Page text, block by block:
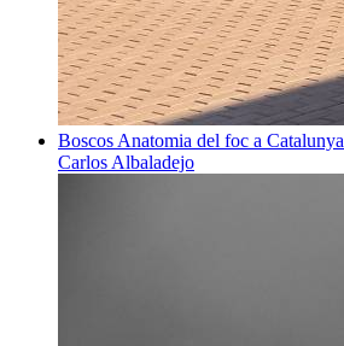
Boscos Anatomia del foc a Catalunya
Carlos Albaladejo